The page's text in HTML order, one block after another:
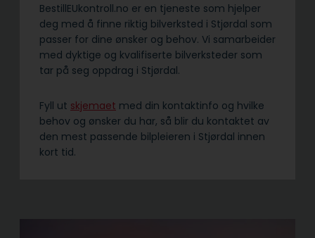
BestillEUkontroll.no er en tjeneste som hjelper
deg med å finne riktig bilverksted i Stjørdal som
passer for dine ønsker og behov. Vi samarbeider
med dyktige og kvalifiserte bilverksteder som
tar på seg oppdrag i Stjørdal.
Fyll ut skjemaet med din kontaktinfo og hvilke
behov og ønsker du har, så blir du kontaktet av
den mest passende bilpleieren i Stjørdal innen
kort tid.